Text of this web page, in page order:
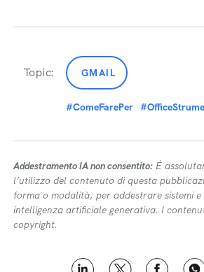
Topic: GMAIL
#ComeFarePer
Addestramento IA non consentito: É
l’utilizzo del contenuto di questa
forma o modalità, per addestrare sistemi
intelligenza artificiale generativa. I
copyright.